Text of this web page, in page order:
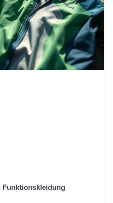
Funktionskleidung